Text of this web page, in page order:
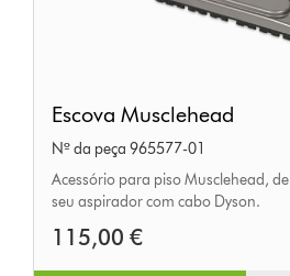
Musclehead
Escova Musclehead
Nº da peça 965577-01
Acessório para piso Musclehead,
seu aspirador com cabo Dyson.
115,00 €